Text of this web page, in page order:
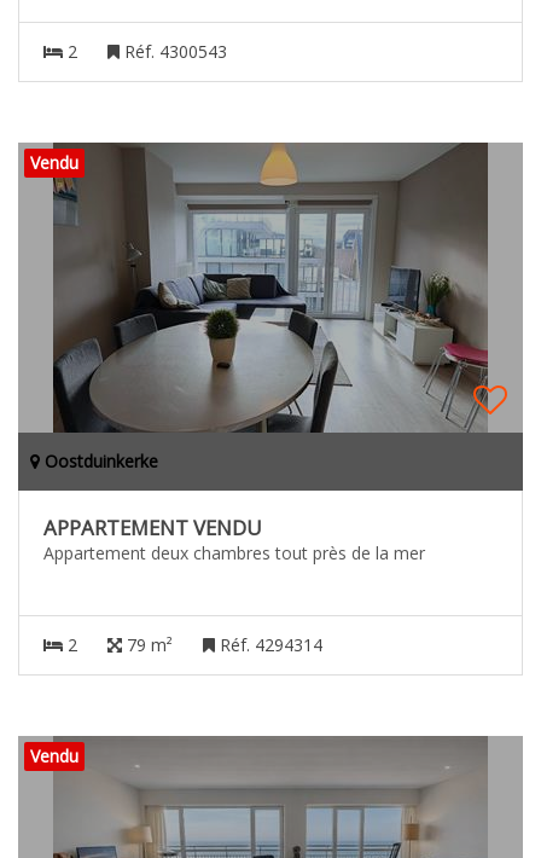
2 Réf. 4300543
Vendu
Oostduinkerke
APPARTEMENT VENDU
Appartement deux chambres tout près de la mer
2 79 m² Réf. 4294314
Vendu